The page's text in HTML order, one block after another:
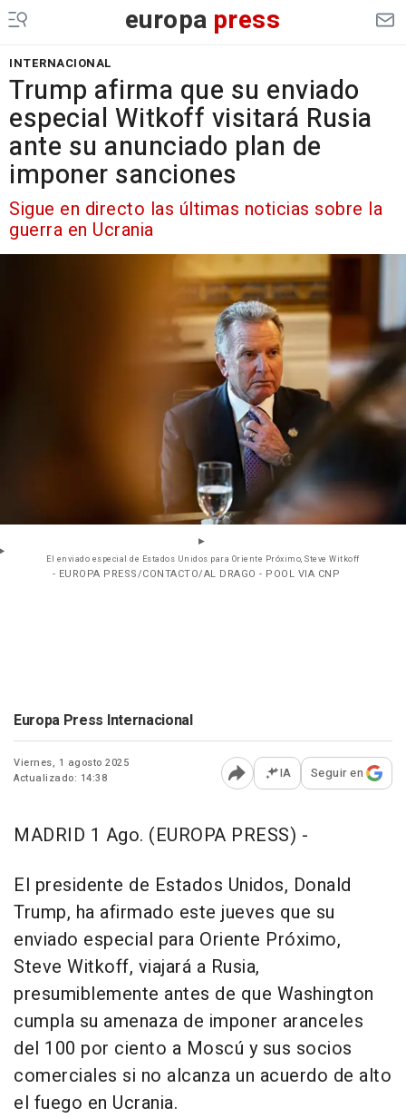
europa press
INTERNACIONAL
Trump afirma que su enviado
especial Witkoff visitará Rusia
ante su anunciado plan de
imponer sanciones
Sigue en directo las últimas noticias sobre la
guerra en Ucrania
El enviado especial de Estados Unidos para Oriente Próximo, Steve Witkoff
- EUROPA PRESS/CONTACTO/AL DRAGO - POOL VIA CNP
Europa Press Internacional
Viernes, 1 agosto 2025
Actualizado: 14:38
Abrir opciones para
IA Seguir en
MADRID 1 Ago. (EUROPA PRESS) -
El presidente de Estados Unidos, Donald
Trump, ha afirmado este jueves que su
enviado especial para Oriente Próximo,
Steve Witkoff, viajará a Rusia,
presumiblemente antes de que Washington
cumpla su amenaza de imponer aranceles
del 100 por ciento a Moscú y sus socios
comerciales si no alcanza un acuerdo de alto
el fuego en Ucrania.